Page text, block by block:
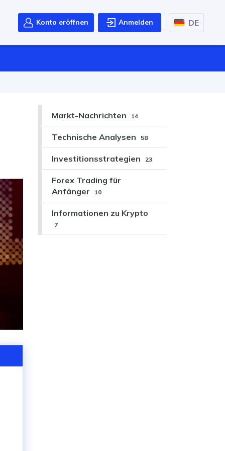
Konto eröffnen Anmelden DE
Markt-Nachrichten 14
Technische Analysen 58
Investitionsstrategien 23
Forex Trading für
Anfänger
10
Informationen zu Krypto
7